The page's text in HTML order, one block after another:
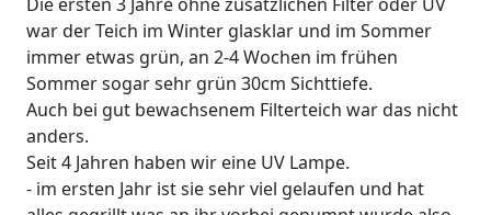
war der Teich im Winter glasklar und im Sommer
immer etwas grün, an 2-4 Wochen im frühen
Sommer sogar sehr grün 30cm Sichttiefe.
Auch bei gut bewachsenem Filterteich war das nicht
anders.
Seit 4 Jahren haben wir eine UV Lampe.
- im ersten Jahr ist sie sehr viel gelaufen und hat